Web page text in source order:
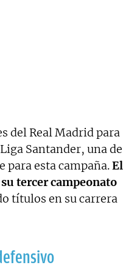
del Real Madrid para
Santander, una de
para esta campaña.El
tercer campeonato
títulos en su carrera